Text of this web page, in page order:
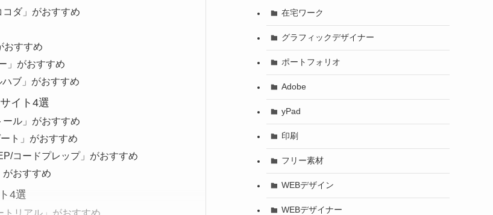
ダ」がおすすめ
おすすめ
」がおすすめ
ブ」がおすすめ
イト4選
ル」がおすすめ
ト」がおすすめ
コードプレップ」がおすすめ
おすすめ
4選
リアル」がおすすめ
在宅ワーク
グラフィックデザイナー
ポートフォリオ
Adobe
yPad
印刷
フリー素材
WEBデザイン
WEBデザイナー